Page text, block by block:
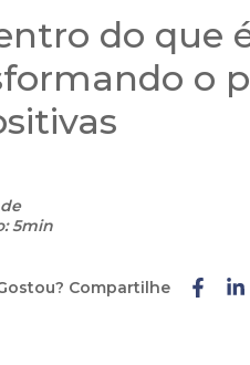
do que
o
:5min
Compartilhe